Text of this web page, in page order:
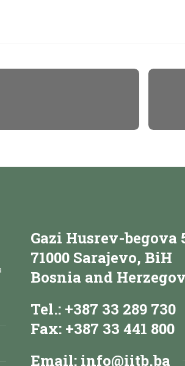
Gazi Husrev-begova
71000 Sarajevo, BiH
Bosnia and
Tel.: +387 33 289 730
Fax: +387 33 441 800
Email: info@iitb.ba